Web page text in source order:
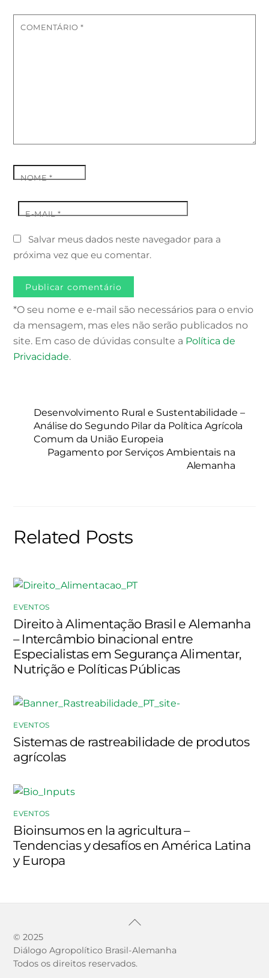
COMENTÁRIO*
NOME*
E-MAIL*
Salvar meus dados neste navegador para a
próxima vez que eu comentar.
*O seu nome e e-mail são necessários para o envio
da mensagem, mas eles não serão publicados no
site. Em caso de dúvidas consulte a Política de
Privacidade.
Desenvolvimento Rural e Sustentabilidade –
Análise do Segundo Pilar da Política Agrícola
Comum da União Europeia
Pagamento por Serviços Ambientais na
Alemanha
Related Posts
EVENTOS
Direito à Alimentação Brasil e Alemanha
– Intercâmbio binacional entre
Especialistas em Segurança Alimentar,
Nutrição e Políticas Públicas
EVENTOS
Sistemas de rastreabilidade de produtos
agrícolas
EVENTOS
Bioinsumos en la agricultura –
Tendencias y desafíos en América Latina
y Europa
Back
Top
© 2025
Diálogo Agropolítico Brasil-Alemanha
Todos os direitos reservados.